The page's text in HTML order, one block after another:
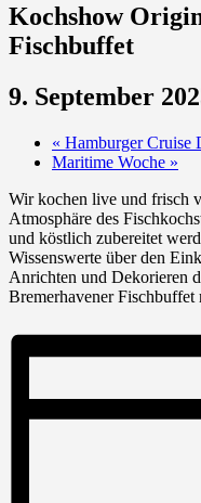
Kochshow
Fischbuffet
9. September
« Hamburger Cruise
Maritime Woche »
Wir kochen live und frisch
Atmosphäre des
und köstlich zubereitet
Wissenswerte über den
Anrichten und Dekorieren
Bremerhavener